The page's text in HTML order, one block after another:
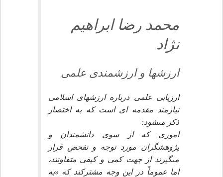
محمد رضا ابراهيم
نژاد
ارزشها و ارزشمندى علمى‏
ارزيابى علمى درباره ارزشهاى اسلامى
نيازمند مقدمه اى است كه به اختصار
ذكر مى‏شود:
امورى كه از سوى دانشمندان و
پژوهشگران مورد توجه و تفحص قرار
مى‏گيرند از جهت كمى و كيفى متفاوتند،
اما عموماً در اين وجه مشتركند كه «به